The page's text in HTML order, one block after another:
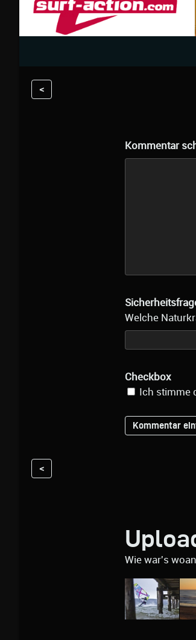
<
Kommentar
Welche
Checkbox
Ich stimme
<
Wie war's